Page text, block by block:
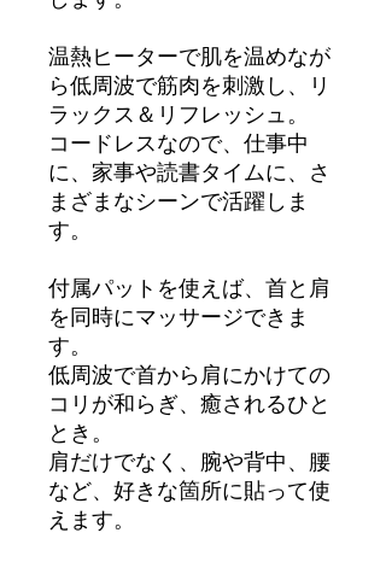
温熱ヒーターで肌を温めなが
ら低周波で筋肉を刺激し、リ
ラックス＆リフレッシュ。
コードレスなので、仕事中
に、家事や読書タイムに、さ
まざまなシーンで活躍しま
す。
付属パットを使えば、首と肩
を同時にマッサージできま
す。
低周波で首から肩にかけての
コリが和らぎ、癒されるひと
とき。
肩だけでなく、腕や背中、腰
など、好きな箇所に貼って使
えます。